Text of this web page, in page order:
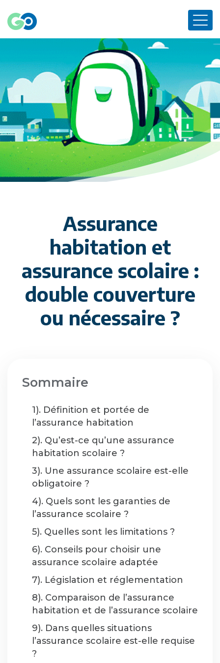
Assurance
habitation et
assurance scolaire :
double couverture
ou nécessaire ?
Sommaire
1). Définition et portée de
l’assurance habitation
2). Qu’est-ce qu’une assurance
habitation scolaire ?
3). Une assurance scolaire est-elle
obligatoire ?
4). Quels sont les garanties de
l’assurance scolaire ?
5). Quelles sont les limitations ?
6). Conseils pour choisir une
assurance scolaire adaptée
7). Législation et réglementation
8). Comparaison de l’assurance
habitation et de l’assurance scolaire
9). Dans quelles situations
l’assurance scolaire est-elle requise
?